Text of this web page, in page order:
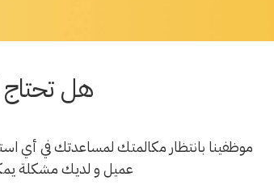
هل
موظفينا بانتظار مكالمتك لمساعدتك في أي
عميل و لديك مشكلة